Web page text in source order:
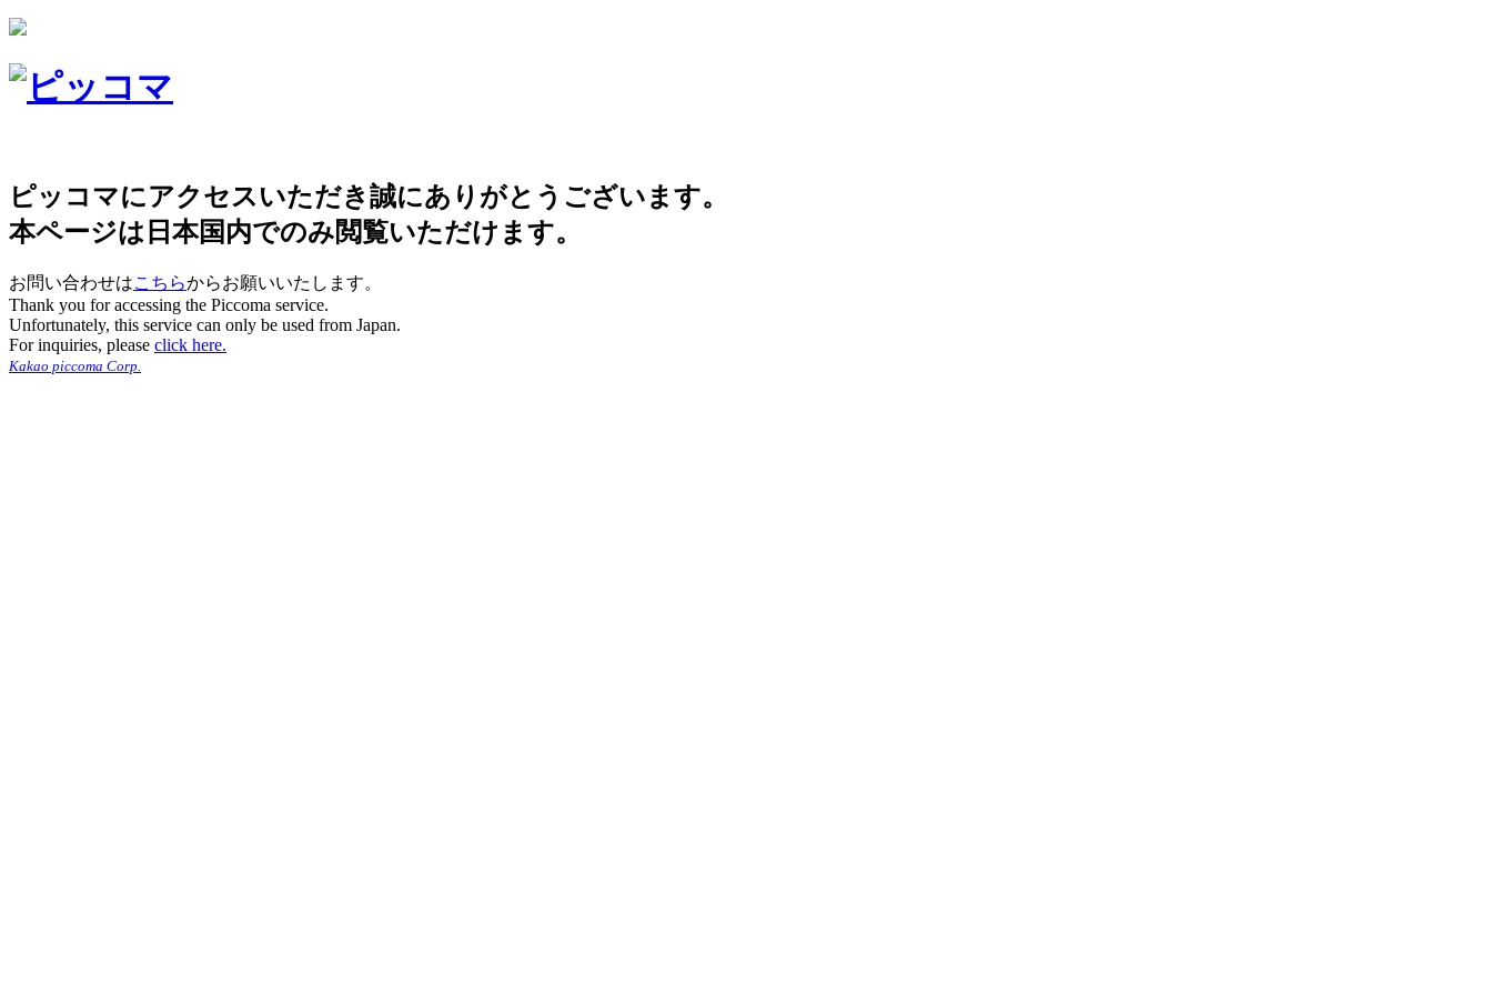
ピッコマにアクセスいただき誠にありがとうございます。
本ページは日本国内でのみ閲覧いただけます。
お問い合わせはこちらからお願いいたします。
Thank you for accessing the Piccoma service.
Unfortunately, this service can only be used from Japan.
For inquiries, please click here.
Kakao piccoma Corp.